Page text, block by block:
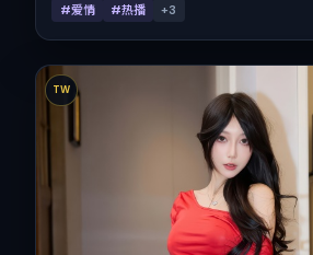
#爱情 #热播 +3
TW